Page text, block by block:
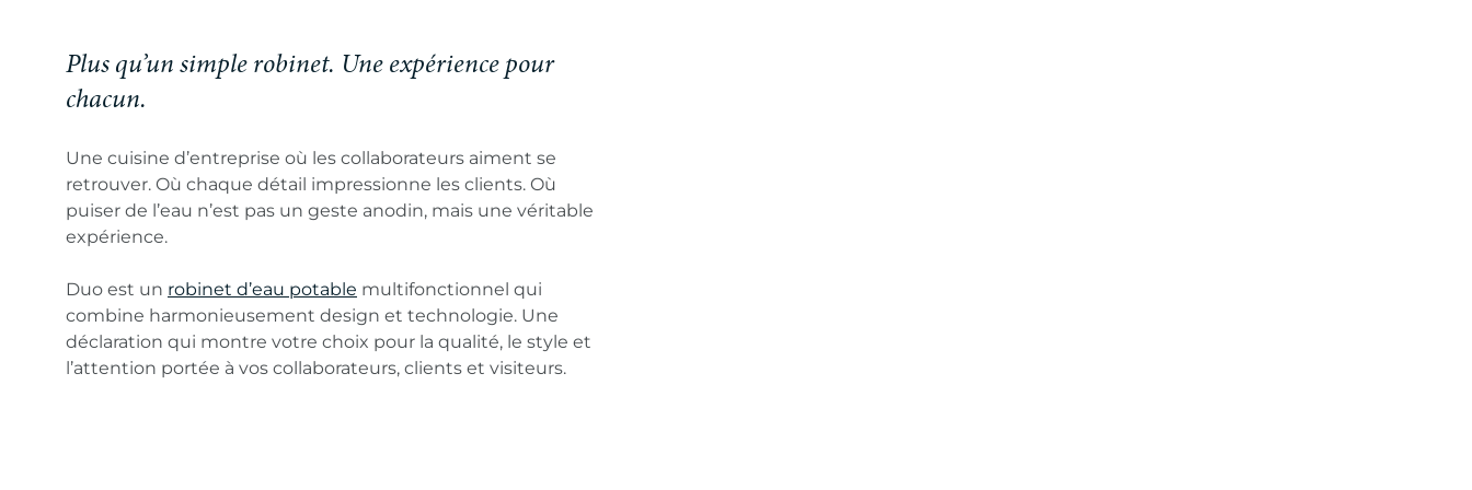
CHAQUE
CUISINE
D’ENTREPRISE
Plus qu’un simple robinet. Une expérience pour
chacun.
Une cuisine d’entreprise où les collaborateurs aiment se
retrouver. Où chaque détail impressionne les clients. Où
puiser de l’eau n’est pas un geste anodin, mais une véritable
expérience.
Duo est un robinet d’eau potable multifonctionnel qui
combine harmonieusement design et technologie. Une
déclaration qui montre votre choix pour la qualité, le style et
l’attention portée à vos collaborateurs, clients et visiteurs.